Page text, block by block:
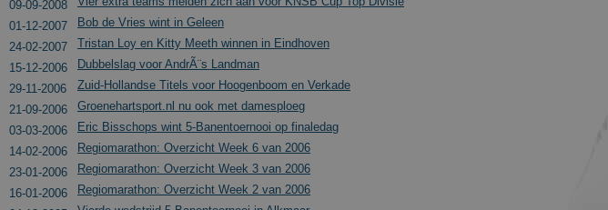
09-09-2008
01-12-2007
Bob de Vries wint in Geleen
24-02-2007
Tristan Loy en Kitty Meeth winnen in Eindhoven
15-12-2006
Dubbelslag voor AndrÃ¨s Landman
29-11-2006
Zuid-Hollandse Titels voor Hoogenboom en Verkade
21-09-2006
Groenehartsport.nl nu ook met damesploeg
03-03-2006
Eric Bisschops wint 5-Banentoernooi op finaledag
14-02-2006
Regiomarathon: Overzicht Week 6 van 2006
23-01-2006
Regiomarathon: Overzicht Week 3 van 2006
16-01-2006
Regiomarathon: Overzicht Week 2 van 2006